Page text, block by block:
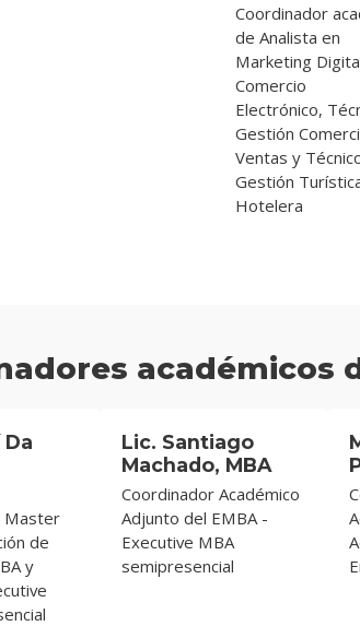
Coordinador
de Analista en
Marketing
Comercio
Electrónico,
Gestión
Ventas y
Gestión
Hotelera
académicos
Master
de
y
Lic. Santiago
Machado, MBA
Coordinador Académico
Adjunto del EMBA -
Executive MBA
semipresencial